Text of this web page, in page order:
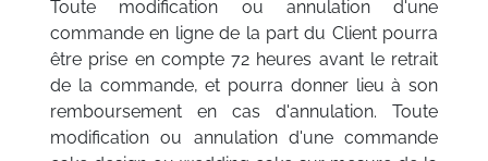
Toute modification ou annulation d'une
commande en ligne de la part du Client pourra
être prise en compte 72 heures avant le retrait
de la commande, et pourra donner lieu à son
remboursement en cas d'annulation. Toute
modification ou annulation d'une commande